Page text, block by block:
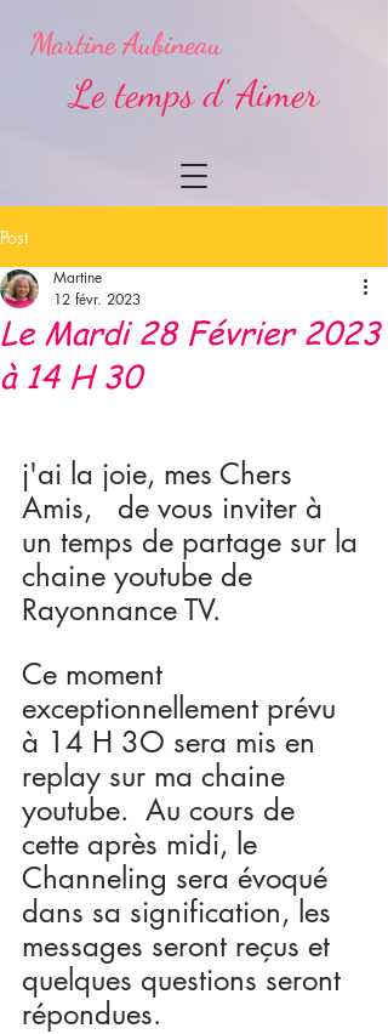
Martine Aubineau
Le temps d' Aimer
Post
Le Mardi 28 Février 2023
à 14 H 30
Martine
12 févr. 2023
j'ai la joie, mes Chers
Amis,   de vous inviter à
un temps de partage sur la
chaine youtube de
Rayonnance TV.
Ce moment
exceptionnellement prévu
à 14 H 3O sera mis en
replay sur ma chaine
youtube.  Au cours de
cette après midi, le
Channeling sera évoqué
dans sa signification, les
messages seront reçus et
quelques questions seront
répondues.